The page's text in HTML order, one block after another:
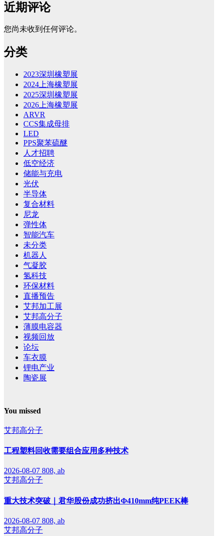
近期评论
您尚未收到任何评论。
分类
2023深圳橡塑展
2024上海橡塑展
2025深圳橡塑展
2026上海橡塑展
ARVR
CCS集成母排
LED
PPS聚苯硫醚
人才招聘
低空经济
储能与充电
光伏
半导体
复合材料
尼龙
弹性体
智能汽车
未分类
机器人
气凝胶
氢科技
环保材料
直播预告
艾邦加工展
艾邦高分子
薄膜电容器
视频回放
论坛
车衣膜
锂电产业
陶瓷展
You missed
艾邦高分子
工程塑料回收需要组合应用多种技术
2026-08-07 808, ab
艾邦高分子
重大技术突破｜君华股份成功挤出Φ410mm纯PEEK棒
2026-08-07 808, ab
艾邦高分子